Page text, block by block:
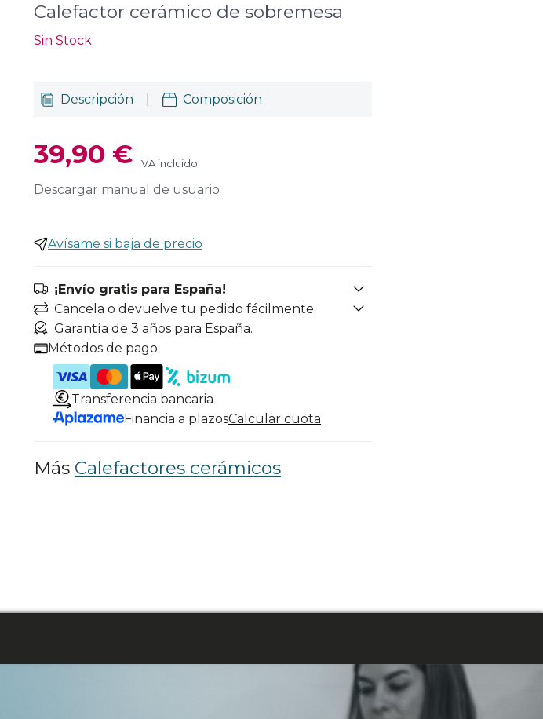
Calefactor cerámico de sobremesa
Sin Stock
Descripción Composición
39,90 € IVA incluido
Descargar manual de usuario
Avísame si baja de precio
¡Envío gratis para España!
Cancela o devuelve tu pedido fácilmente.
Garantía de 3 años para España.
Métodos de pago.
Transferencia bancaria
Financia a plazosCalcular cuota
Más Calefactores cerámicos